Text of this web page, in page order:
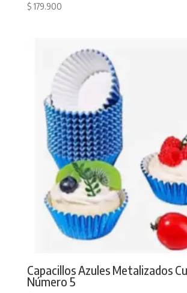
$179.900
Capacillos Azules Metalizados
Número 5